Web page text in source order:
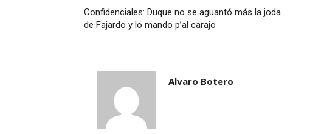
Confidenciales: Duque no se aguantó más la joda
de Fajardo y lo mando p’al carajo
Alvaro Botero